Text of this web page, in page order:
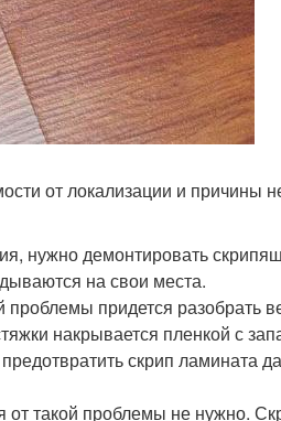
от локализации и причины
нужно демонтировать
на свои места.
придется разобрать
накрывается пленкой с
скрип ламината
такой проблемы не нужно.